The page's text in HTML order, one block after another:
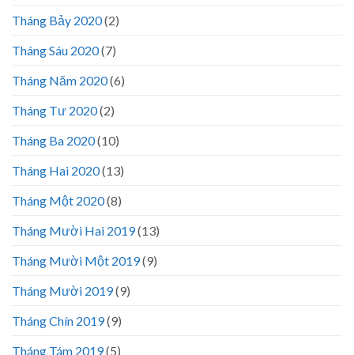
Tháng Bảy 2020(2)
Tháng Sáu 2020(7)
Tháng Năm 2020(6)
Tháng Tư 2020(2)
Tháng Ba 2020(10)
Tháng Hai 2020(13)
Tháng Một 2020(8)
Tháng Mười Hai 2019(13)
Tháng Mười Một 2019(9)
Tháng Mười 2019(9)
Tháng Chín 2019(9)
Tháng Tám 2019(5)